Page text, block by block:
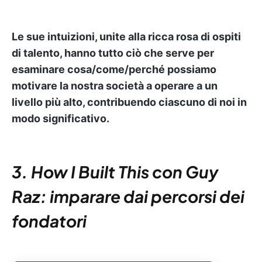
Le sue intuizioni, unite alla ricca rosa di ospiti
di talento, hanno tutto ciò che serve per
esaminare cosa/come/perché possiamo
motivare la nostra società a operare a un
livello più alto, contribuendo ciascuno di noi in
modo significativo.
3. How I Built This con Guy
Raz: imparare dai percorsi dei
fondatori